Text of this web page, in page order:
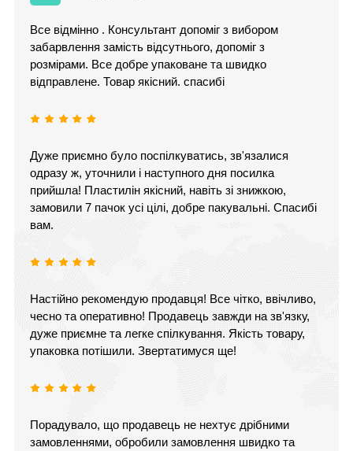
Все відмінно . Консультант допоміг з вибором
забарвлення замість відсутнього, допоміг з
розмірами. Все добре упаковане та швидко
відправлене. Товар якісний. спасибі
Дуже приємно було поспілкуватись, зв'язалися
одразу ж, уточнили і наступного дня посилка
прийшла! Пластилін якісний, навіть зі знижкою,
замовили 7 пачок усі цілі, добре пакувальні. Спасибі
вам.
Настійно рекомендую продавця! Все чітко, ввічливо,
чесно та оперативно! Продавець завжди на зв'язку,
дуже приємне та легке спілкування. Якість товару,
упаковка потішили. Звертатимуся ще!
Порадувало, що продавець не нехтує дрібними
замовленнями, обробили замовлення швидко та